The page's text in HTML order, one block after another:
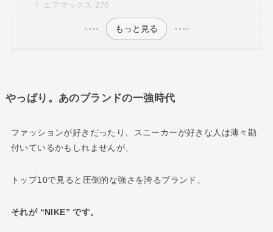
エアマックス 270
もっと見る
やっぱり。あのブランドの一強時代
ファッションが好きだったり、スニーカーが好きな人は薄々勘
付いているかもしれませんが、
トップ10で見ると圧倒的な強さを誇るブランド、
それが “NIKE” です。